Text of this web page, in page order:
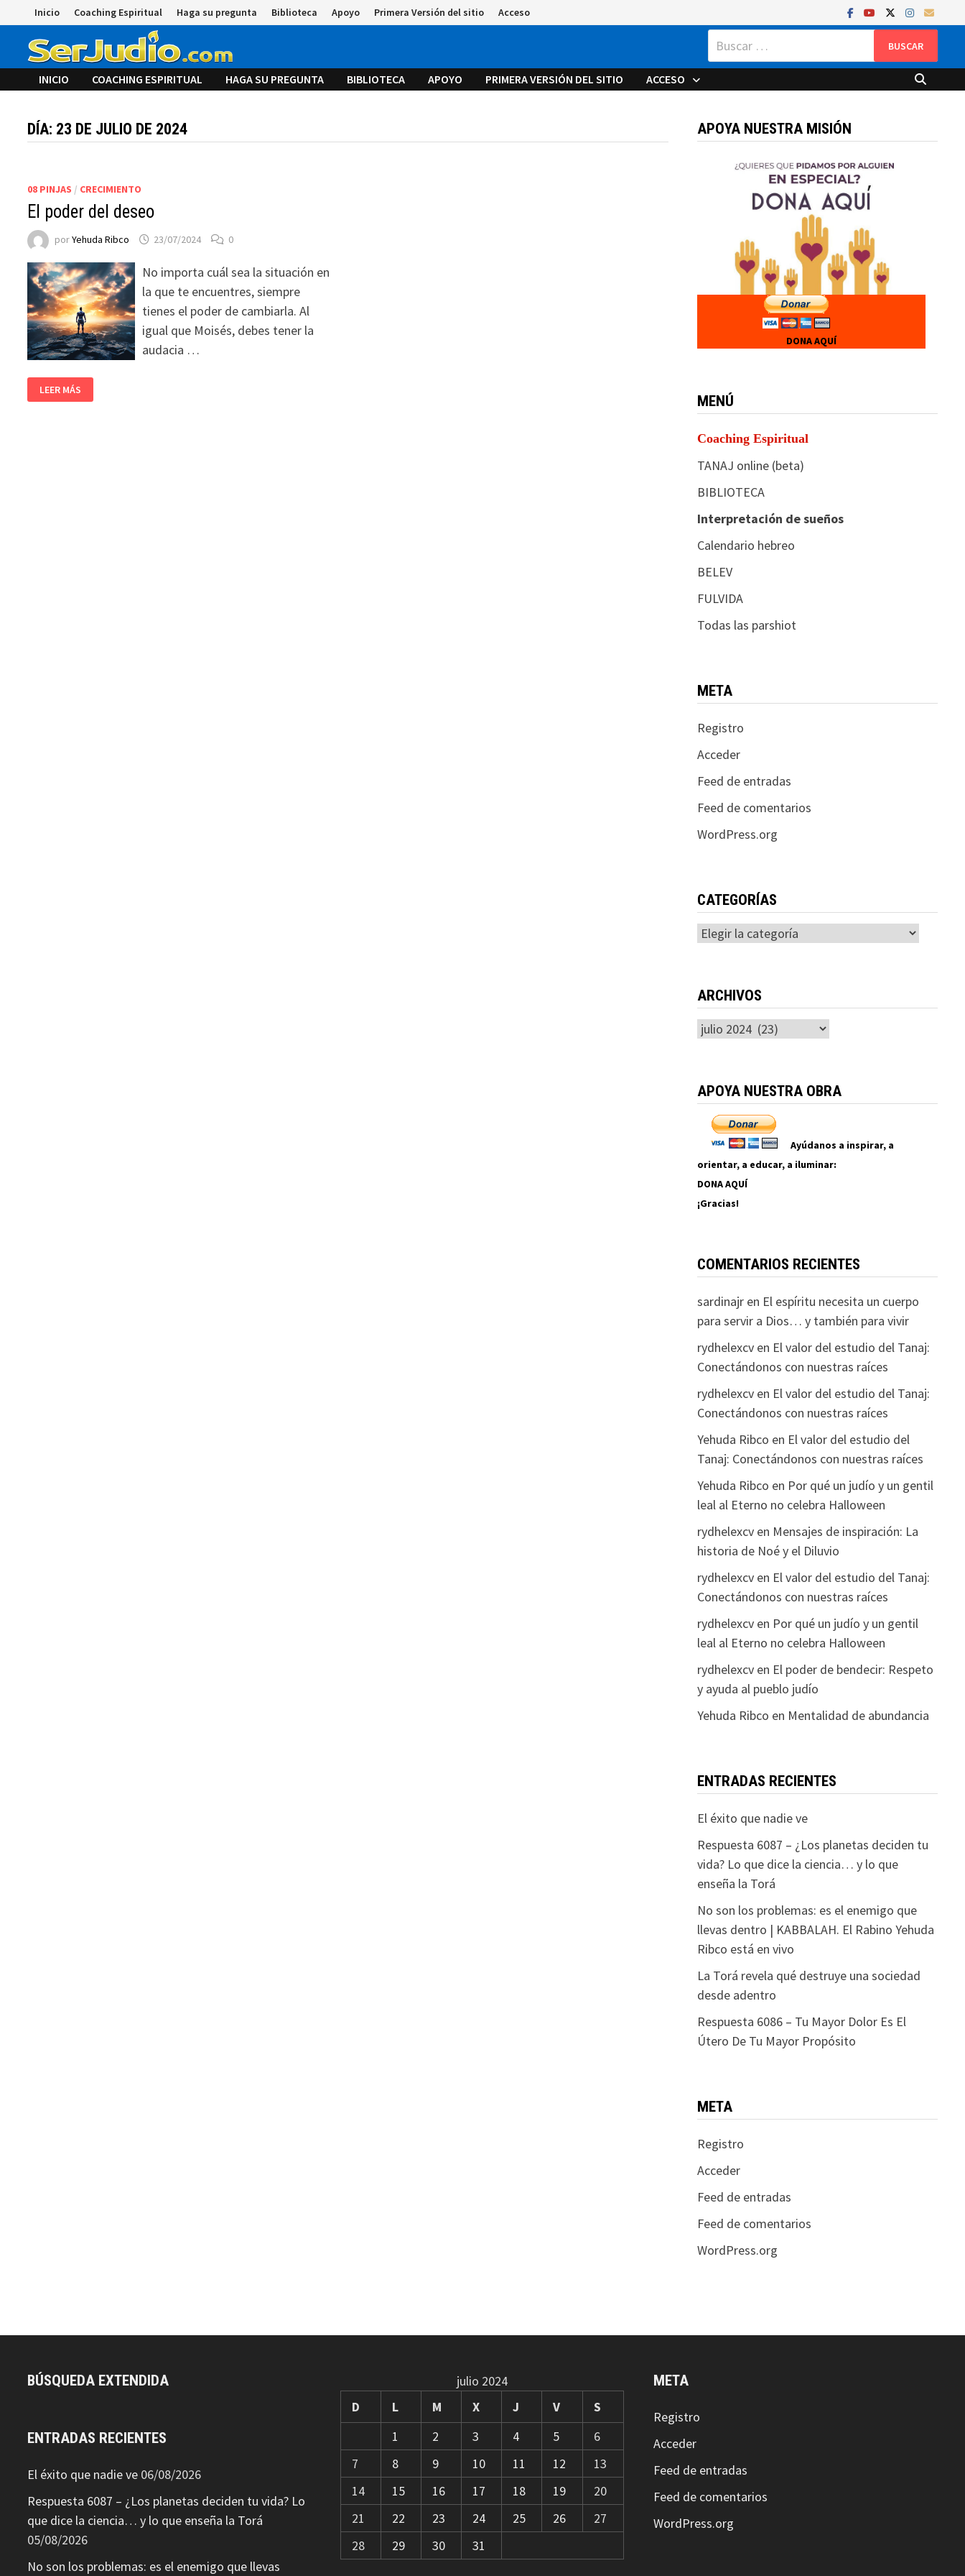
al
contenido
Inicio Coaching Espiritual Haga su pregunta Biblioteca Apoyo Primera Versión del sitio Acceso
Buscar:
INICIO COACHING ESPIRITUAL HAGA SU PREGUNTA BIBLIOTECA APOYO PRIMERA VERSIÓN DEL SITIO ACCESO
DÍA: 23 DE JULIO DE 2024
08 PINJAS / CRECIMIENTO
El poder del deseo
porYehuda Ribco 23/07/2024 0
No importa cuál sea la situación en
la que te encuentres, siempre
tienes el poder de cambiarla. Al
igual que Moisés, debes tener la
audacia …
LEER MÁS
APOYA NUESTRA MISIÓN
DONA AQUÍ
MENÚ
Coaching Espiritual
TANAJ online (beta)
BIBLIOTECA
Interpretación de sueños
Calendario hebreo
BELEV
FULVIDA
Todas las parshiot
META
Registro
Acceder
Feed de entradas
Feed de comentarios
WordPress.org
CATEGORÍAS
Categorías
ARCHIVOS
Archivos
APOYA NUESTRA OBRA
Ayúdanos a inspirar, a
orientar, a educar, a iluminar:
DONA AQUÍ
¡Gracias!
COMENTARIOS RECIENTES
sardinajren El espíritu necesita un cuerpo
para servir a Dios… y también para vivir
rydhelexcven El valor del estudio del Tanaj:
Conectándonos con nuestras raíces
rydhelexcven El valor del estudio del Tanaj:
Conectándonos con nuestras raíces
Yehuda Ribco en El valor del estudio del
Tanaj: Conectándonos con nuestras raíces
Yehuda Ribco en Por qué un judío y un gentil
leal al Eterno no celebra Halloween
rydhelexcven Mensajes de inspiración: La
historia de Noé y el Diluvio
rydhelexcven El valor del estudio del Tanaj:
Conectándonos con nuestras raíces
rydhelexcven Por qué un judío y un gentil
leal al Eterno no celebra Halloween
rydhelexcven El poder de bendecir: Respeto
y ayuda al pueblo judío
Yehuda Ribco en Mentalidad de abundancia
ENTRADAS RECIENTES
El éxito que nadie ve
Respuesta 6087 – ¿Los planetas deciden tu
vida? Lo que dice la ciencia… y lo que
enseña la Torá
No son los problemas: es el enemigo que
llevas dentro | KABBALAH. El Rabino Yehuda
Ribco está en vivo
La Torá revela qué destruye una sociedad
desde adentro
Respuesta 6086 – Tu Mayor Dolor Es El
Útero De Tu Mayor Propósito
META
Registro
Acceder
Feed de entradas
Feed de comentarios
WordPress.org
BÚSQUEDA EXTENDIDA
ENTRADAS RECIENTES
El éxito que nadie ve 06/08/2026
Respuesta 6087 – ¿Los planetas deciden tu vida? Lo
que dice la ciencia… y lo que enseña la Torá
05/08/2026
No son los problemas: es el enemigo que llevas
julio 2024
D
L M X J V
S
1
2 3 4 5
6
7
8 9 10 11 12
13
14
15 16 17 18 19
20
21
22 23 24 25 26
27
28
29 30 31
META
Registro
Acceder
Feed de entradas
Feed de comentarios
WordPress.org